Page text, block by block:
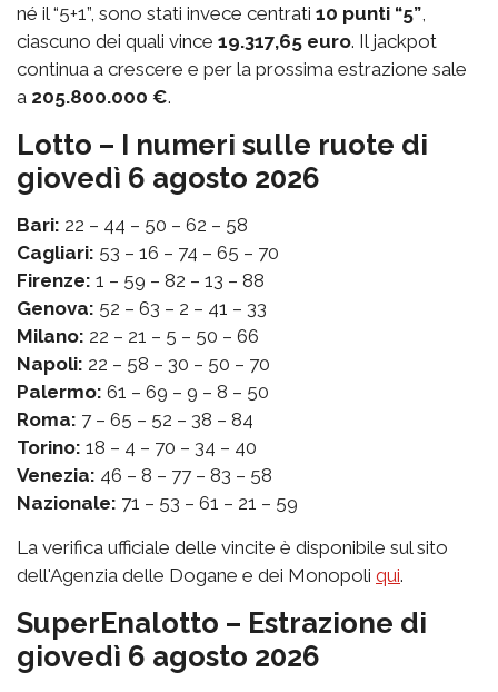
né il “5+1”, sono stati invece centrati 10 punti “5”
ciascuno dei quali vince 19.317,65 euro. Il jackpot
continua a crescere e per la prossima estrazione sale
a 205.800.000 €.
Lotto – I numeri sulle ruote di
giovedì 6 agosto 2026
Bari: 22 – 44 – 50 – 62 – 58
Cagliari: 53 – 16 – 74 – 65 – 70
Firenze: 1 – 59 – 82 – 13 – 88
Genova: 52 – 63 – 2 – 41 – 33
Milano: 22 – 21 – 5 – 50 – 66
Napoli: 22 – 58 – 30 – 50 – 70
Palermo: 61 – 69 – 9 – 8 – 50
Roma: 7 – 65 – 52 – 38 – 84
Torino: 18 – 4 – 70 – 34 – 40
Venezia: 46 – 8 – 77 – 83 – 58
Nazionale: 71 – 53 – 61 – 21 – 59
La verifica ufficiale delle vincite è disponibile sul sito
dell'Agenzia delle Dogane e dei Monopoli qui.
SuperEnalotto – Estrazione di
giovedì 6 agosto 2026